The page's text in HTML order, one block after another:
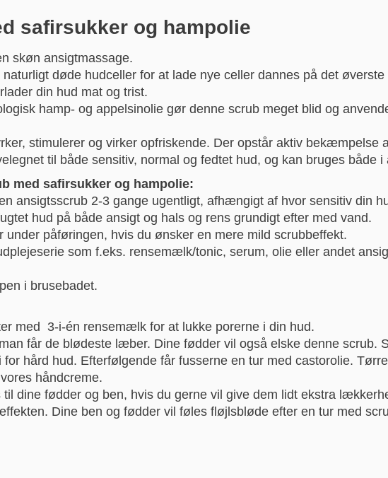
safirsukker og hampolie
skøn ansigtmassage.
døde hudceller for at lade nye celler dannes på det øverste
din hud mat og trist.
hamp- og appelsinolie gør denne scrub meget blid og
stimulerer og virker opfriskende. Der opstår aktiv bekæmpelse
til både sensitiv, normal og fedtet hud, og kan bruges både
med safirsukker og hampolie:
ansigtsscrub 2-3 gange ugentligt, afhængigt af hvor sensitiv din
hud på både ansigt og hals og rens grundigt efter med vand.
under påføringen, hvis du ønsker en mere mild scrubbeffekt.
som f.eks. rensemælk/tonic, serum, olie eller andet
i brusebadet.
med 3-i-én rensemælk for at lukke porerne i din hud.
får de blødeste læber. Dine fødder vil også elske denne scrub.
hård hud. Efterfølgende får fusserne en tur med castorolie.
håndcreme.
dine fødder og ben, hvis du gerne vil give dem lidt ekstra
Dine ben og fødder vil føles fløjlsbløde efter en tur med